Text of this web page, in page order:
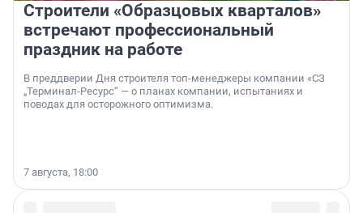
Строители «Образцовых кварталов»
встречают профессиональный
праздник на работе
В преддверии Дня строителя топ-менеджеры компании «СЗ
„Терминал-Ресурс“ — о планах компании, испытаниях и
поводах для осторожного оптимизма.
7 августа, 18:00